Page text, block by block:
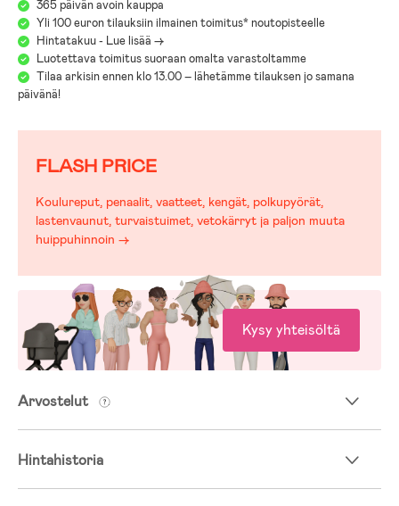
365 päivän avoin kauppa
Yli 100 euron tilauksiin ilmainen toimitus* noutopisteelle
Hintatakuu - Lue lisää ->
Luotettava toimitus suoraan omalta varastoltamme
Tilaa arkisin ennen klo 13.00 – lähetämme tilauksen jo samana
päivänä!
FLASH PRICE
Koulureput, penaalit, vaatteet, kengät, polkupyörät,
lastenvaunut, turvaistuimet, vetokärryt ja paljon muuta
huippuhinnoin →
Kysy yhteisöltä
Arvostelut
Hintahistoria